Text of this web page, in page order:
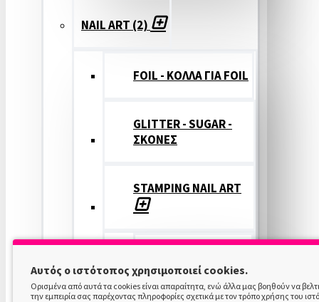
NAIL ART (2)
FOIL - ΚΟΛΛΑ ΓΙΑ FOIL
GLITTER - SUGAR -
ΣΚΟΝΕΣ
STAMPING NAIL ART
COLOR
Αυτός ο ιστότοπος χρησιμοποιεί cookies.
Ορισμένα από αυτά τα cookies είναι απαραίτητα, ενώ άλλα μας βοηθούν να
την εμπειρία σας παρέχοντας πληροφορίες σχετικά με τον τρόπο χρήσης του